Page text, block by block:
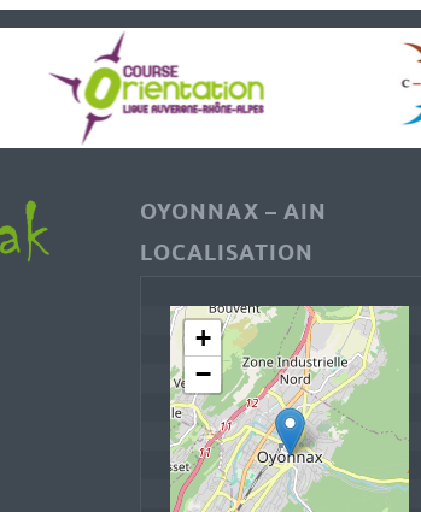
OYONNAX – AIN
LOCALISATION
+
−